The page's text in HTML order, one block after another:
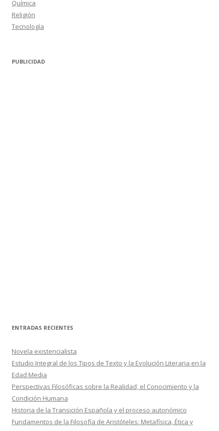
Química
Religión
Tecnología
PUBLICIDAD
ENTRADAS RECIENTES
Novela existencialista
Estudio Integral de los Tipos de Texto y la Evolución Literaria en la
Edad Media
Perspectivas Filosóficas sobre la Realidad, el Conocimiento y la
Condición Humana
Historia de la Transición Española y el proceso autonómico
Fundamentos de la Filosofía de Aristóteles: Metafísica, Ética y